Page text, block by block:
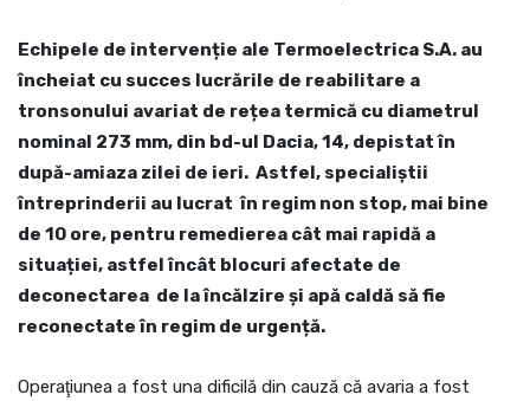
Echipele de intervenție ale Termoelectrica S.A. au
încheiat cu succes lucrările de reabilitare a
tronsonului avariat de rețea termică cu diametrul
nominal 273 mm, din bd-ul Dacia, 14, depistat în
după-amiaza zilei de ieri. Astfel, specialiștii
întreprinderii au lucrat în regim non stop, mai bine
de 10 ore, pentru remedierea cât mai rapidă a
situației, astfel încât blocuri afectate de
deconectarea de la încălzire și apă caldă să fie
reconectate în regim de urgență.
Operaţiunea a fost una dificilă din cauză că avaria a fost